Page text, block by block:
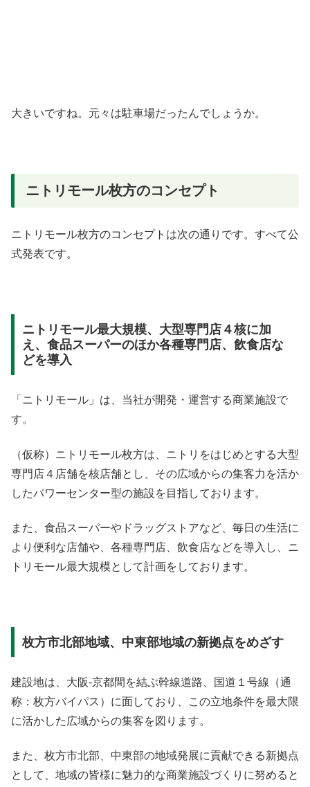
大きいですね。元々は駐車場だったんでしょうか。
ニトリモール枚方のコンセプト
ニトリモール枚方のコンセプトは次の通りです。すべて公
式発表です。
ニトリモール最大規模、大型専門店４核に加
え、食品スーパーのほか各種専門店、飲食店な
どを導入
「ニトリモール」は、当社が開発・運営する商業施設で
す。
（仮称）ニトリモール枚方は、ニトリをはじめとする大型
専門店４店舗を核店舗とし、その広域からの集客力を活か
したパワーセンター型の施設を目指しております。
また、食品スーパーやドラッグストアなど、毎日の生活に
より便利な店舗や、各種専門店、飲食店などを導入し、ニ
トリモール最大規模として計画をしております。
枚方市北部地域、中東部地域の新拠点をめざす
建設地は、大阪-京都間を結ぶ幹線道路、国道１号線（通
称：枚方バイパス）に面しており、この立地条件を最大限
に活かした広域からの集客を図ります。
また、枚方市北部、中東部の地域発展に貢献できる新拠点
として、地域の皆様に魅力的な商業施設づくりに努めると